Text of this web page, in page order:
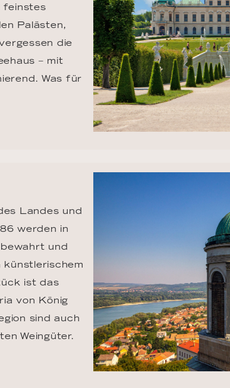
feinstes
Palästen,
die
– mit
Was für
Landes und
werden in
und
ist das
von König
sind auch
Weingüter.